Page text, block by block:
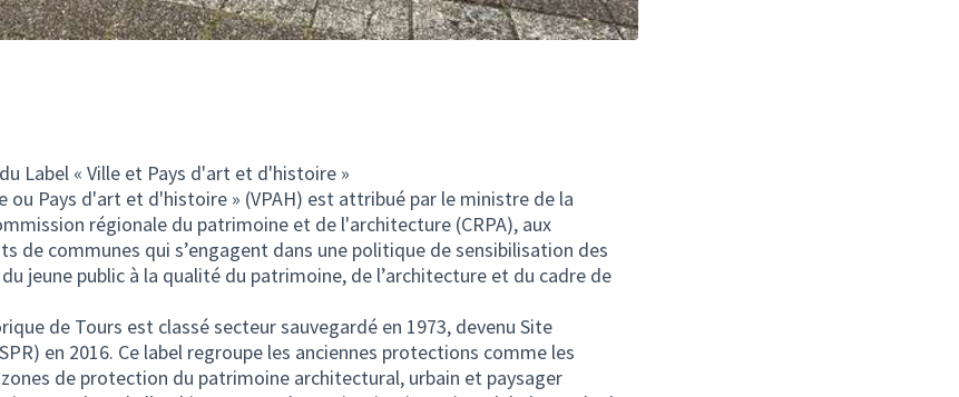
Label « Ville et Pays d'art et d'histoire »
ou Pays d'art et d'histoire » (VPAH) est attribué par le ministre de la
régionale du patrimoine et de l'architecture (CRPA), aux
de communes qui s’engagent dans une politique de sensibilisation des
jeune public à la qualité du patrimoine, de l’architecture et du cadre de
de Tours est classé secteur sauvegardé en 1973, devenu Site
en 2016. Ce label regroupe les anciennes protections comme les
de protection du patrimoine architectural, urbain et paysager